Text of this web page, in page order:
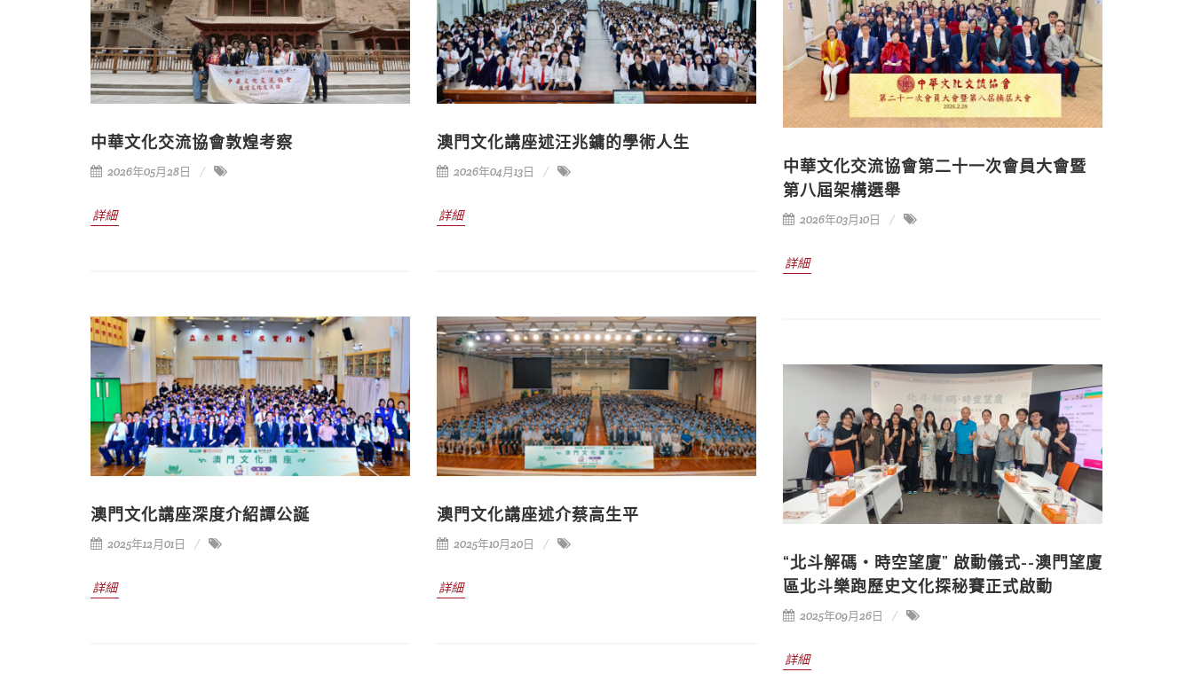
中華文化交流協會敦煌考察
2026年05月28日
詳細
澳門文化講座述汪兆鏞的學術人生
2026年04月13日
詳細
中華文化交流協會第二十一次會員大會暨
第八屆架構選舉
2026年03月10日
詳細
澳門文化講座深度介紹譚公誕
2025年12月01日
詳細
澳門文化講座述介蔡高生平
2025年10月20日
詳細
“北斗解碼・時空望廈” 啟動儀式--澳門望廈
區北斗樂跑歷史文化探秘賽正式啟動
2025年09月26日
詳細